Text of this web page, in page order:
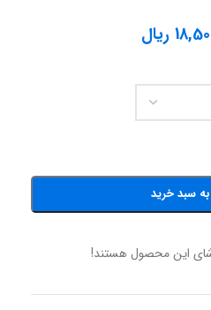
ریال
سبد خرید
این محصول هستند!